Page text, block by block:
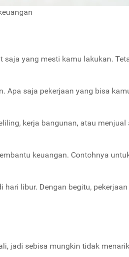
saja yang mesti kamu lakukan.
Apa saja pekerjaan yang bisa
kerja bangunan, atau menjual
keuangan. Contohnya
libur. Dengan begitu,
jadi sebisa mungkin tidak